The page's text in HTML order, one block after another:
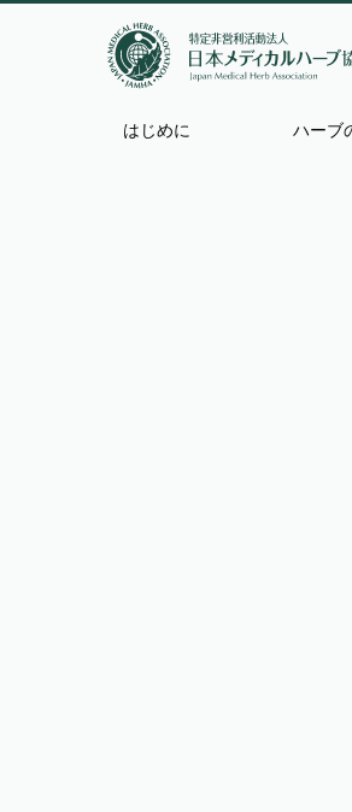
はじめに ハーブ